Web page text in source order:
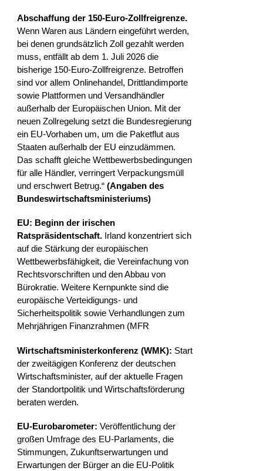
Abschaffung der 150-Euro-Zollfreigrenze.
Wenn Waren aus Ländern eingeführt werden,
bei denen grundsätzlich Zoll gezahlt werden
muss, entfällt ab dem 1. Juli 2026 die
bisherige 150-Euro-Zollfreigrenze. Betroffen
sind vor allem Onlinehandel, Drittlandimporte
sowie Plattformen und Versandhändler
außerhalb der Europäischen Union. Mit der
neuen Zollregelung setzt die Bundesregierung
ein EU-Vorhaben um, um die Paketflut aus
Staaten außerhalb der EU einzudämmen.
Das schafft gleiche Wettbewerbsbedingungen
für alle Händler, verringert Verpackungsmüll
und erschwert Betrug.“(Angaben des
Bundeswirtschaftsministeriums)
EU: Beginn der irischen
Ratspräsidentschaft. Irland konzentriert sich
auf die Stärkung der europäischen
Wettbewerbsfähigkeit, die Vereinfachung von
Rechtsvorschriften und den Abbau von
Bürokratie. Weitere Kernpunkte sind die
europäische Verteidigungs- und
Sicherheitspolitik sowie Verhandlungen zum
Mehrjährigen Finanzrahmen (MFR
Wirtschaftsministerkonferenz (WMK): Start
der zweitägigen Konferenz der deutschen
Wirtschaftsminister, auf der aktuelle Fragen
der Standortpolitik und Wirtschaftsförderung
beraten werden.
EU-Eurobarometer: Veröffentlichung der
großen Umfrage des EU-Parlaments, die
Stimmungen, Zukunftserwartungen und
Erwartungen der Bürger an die EU-Politik